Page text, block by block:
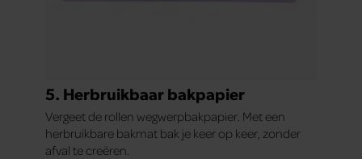
5. Herbruikbaar bakpapier
Vergeet de rollen wegwerpbakpapier. Met een
herbruikbare bakmat bak je keer op keer, zonder
afval te creëren.